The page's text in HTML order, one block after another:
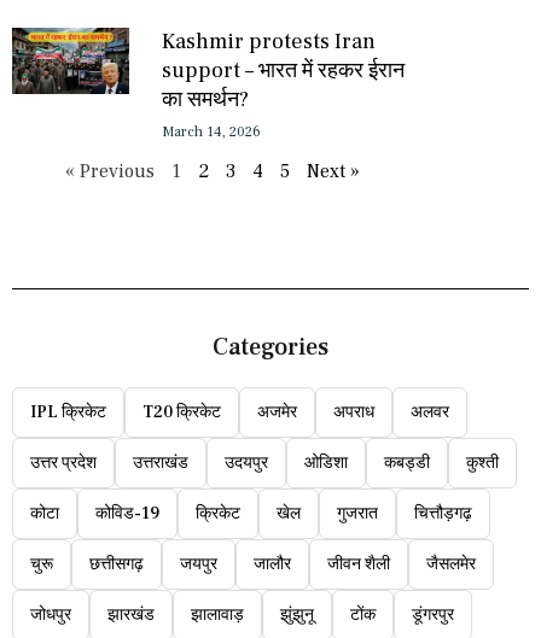
Kashmir protests Iran
support – भारत में रहकर ईरान
का समर्थन?
March 14, 2026
« Previous 1 2 3 4 5 Next »
Categories
IPL क्रिकेट T20 क्रिकेट अजमेर अपराध अलवर
उत्तर प्रदेश उत्तराखंड उदयपुर ओडिशा कबड्डी कुश्ती
कोटा कोविड-19 क्रिकेट खेल गुजरात चित्तौड़गढ़
चुरू छत्तीसगढ़ जयपुर जालौर जीवन शैली जैसलमेर
जोधपुर झारखंड झालावाड़ झुंझुनू टोंक डूंगरपुर